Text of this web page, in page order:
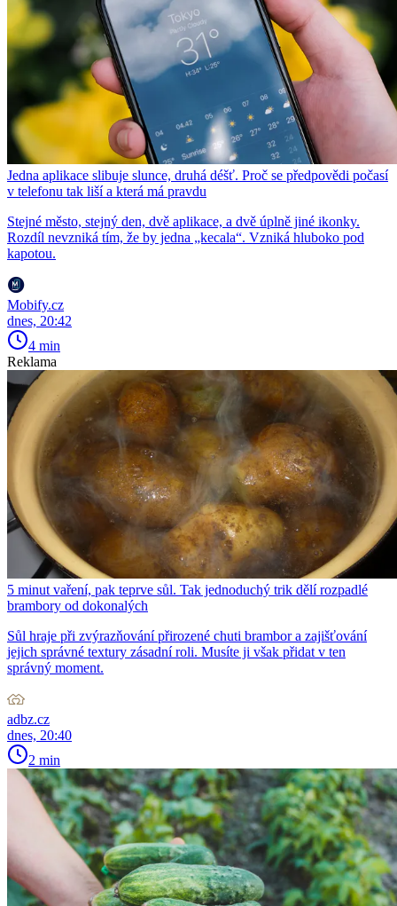
Jedna aplikace slibuje slunce, druhá déšť. Proč se předpovědi počasí
v telefonu tak liší a která má pravdu
Stejné město, stejný den, dvě aplikace, a dvě úplně jiné ikonky.
Rozdíl nevzniká tím, že by jedna „kecala“. Vzniká hluboko pod
kapotou.
Mobify.cz
dnes, 20:42
4 min
Reklama
5 minut vaření, pak teprve sůl. Tak jednoduchý trik dělí rozpadlé
brambory od dokonalých
Sůl hraje při zvýrazňování přirozené chuti brambor a zajišťování
jejich správné textury zásadní roli. Musíte ji však přidat v ten
správný moment.
adbz.cz
dnes, 20:40
2 min